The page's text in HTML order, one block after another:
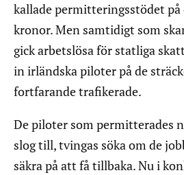
kallade permitteringsstödet
kronor. Men samtidigt som
gick arbetslösa för statliga
in irländska piloter på de
fortfarande trafikerade.
De piloter som permitterades
slog till, tvingas söka om de
säkra på att få tillbaka. Nu i